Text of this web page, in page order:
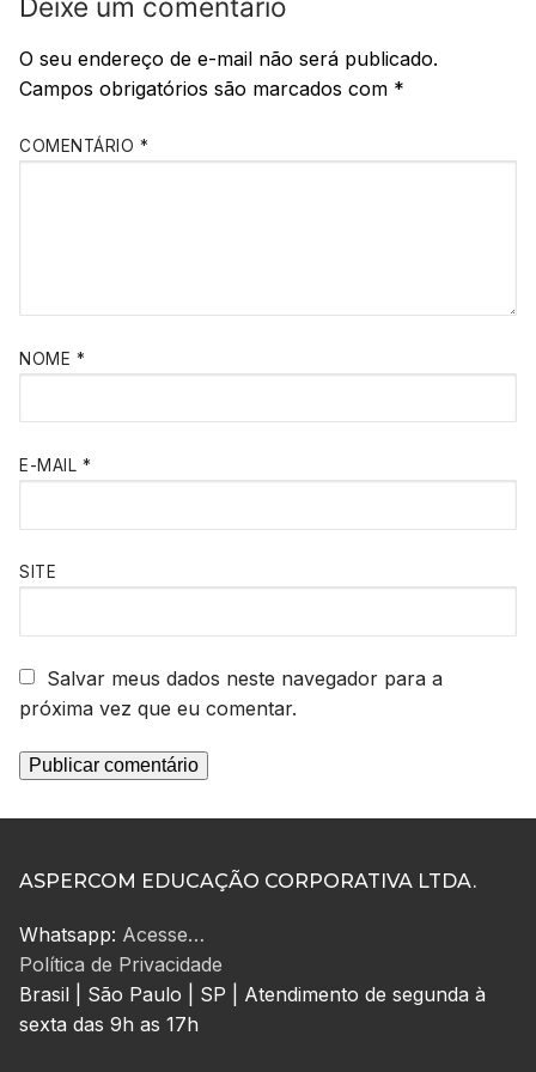
Deixe um comentário
O seu endereço de e-mail não será publicado.
Campos obrigatórios são marcados com *
COMENTÁRIO *
NOME *
E-MAIL *
SITE
Salvar meus dados neste navegador para a
próxima vez que eu comentar.
ASPERCOM EDUCAÇÃO CORPORATIVA LTDA.
Whatsapp: Acesse…
Política de Privacidade
Brasil | São Paulo | SP | Atendimento de segunda à
sexta das 9h as 17h